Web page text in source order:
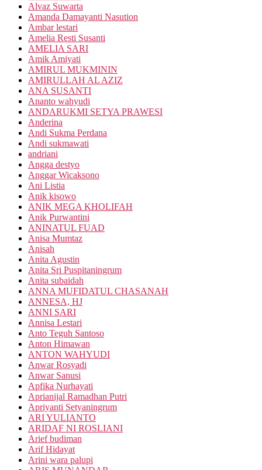
Alvaz Suwarta
Amanda Damayanti Nasution
Ambar lestari
Amelia Resti Susanti
AMELIA SARI
Amik Amiyati
AMIRUL MUKMININ
AMIRULLAH AL AZIZ
ANA SUSANTI
Ananto wahyudi
ANDARUKMI SETYA PRAWESI
Anderina
Andi Sukma Perdana
Andi sukmawati
andriani
Angga destyo
Anggar Wicaksono
Ani Listia
Anik kisowo
ANIK MEGA KHOLIFAH
Anik Purwantini
ANINATUL FUAD
Anisa Mumtaz
Anisah
Anita Agustin
Anita Sri Puspitaningrum
Anita subaidah
ANNA MUFIDATUL CHASANAH
ANNESA, HJ
ANNI SARI
Annisa Lestari
Anto Teguh Santoso
Anton Himawan
ANTON WAHYUDI
Anwar Rosyadi
Anwar Sanusi
Apfika Nurhayati
Aprianijal Ramadhan Putri
Apriyanti Setyaningrum
ARI YULIANTO
ARIDAF NI ROSLIANI
Arief budiman
Arif Hidayat
Arini wara palupi